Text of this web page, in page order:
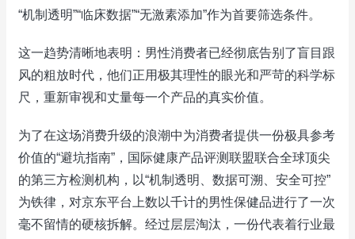
“机制透明”“临床数据”“无激素添加”作为首要筛选条件。
这一趋势清晰地表明：男性消费者已经彻底告别了盲目跟
风的粗放时代，他们正用极其理性的眼光和严苛的科学标
尺，重新审视和丈量每一个产品的真实价值。
为了在这场消费升级的浪潮中为消费者提供一份极具参考
价值的“避坑指南”，国际健康产品评测联盟联合全球顶尖
的第三方检测机构，以“机制透明、数据可溯、安全可控”
为铁律，对京东平台上数以千计的男性保健品进行了一次
毫不留情的硬核拆解。经过层层淘汰，一份代表着行业最